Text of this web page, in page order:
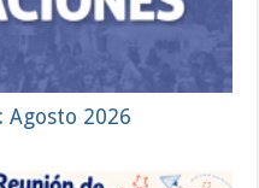
Agosto 2026